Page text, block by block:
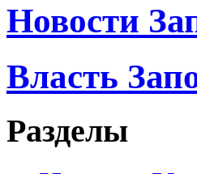
Новости
Власть
Разделы